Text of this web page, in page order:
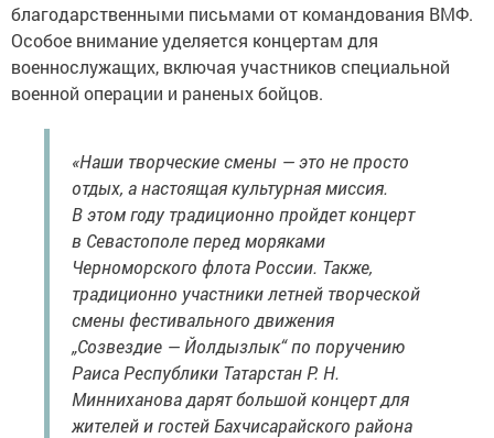
благодарственными письмами от командования ВМФ.
Особое внимание уделяется концертам для
военнослужащих, включая участников специальной
военной операции и раненых бойцов.
«Наши творческие смены — это не просто
отдых, а настоящая культурная миссия.
В этом году традиционно пройдет концерт
в Севастополе перед моряками
Черноморского флота России. Также,
традиционно участники летней творческой
смены фестивального движения
„Созвездие — Йолдызлык“ по поручению
Раиса Республики Татарстан Р. Н.
Минниханова дарят большой концерт для
жителей и гостей Бахчисарайского района